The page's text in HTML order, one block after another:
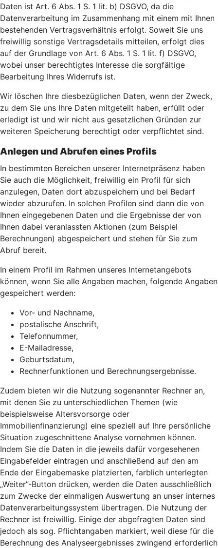
Daten ist Art. 6 Abs. 1 S. 1 lit. b) DSGVO, da die
Datenverarbeitung im Zusammenhang mit einem mit Ihnen
bestehenden Vertragsverhältnis erfolgt. Soweit Sie uns
freiwillig sonstige Vertragsdetails mitteilen, erfolgt dies
auf der Grundlage von Art. 6 Abs. 1 S. 1 lit. f) DSGVO,
wobei unser berechtigtes Interesse die sorgfältige
Bearbeitung Ihres Widerrufs ist.
Wir löschen Ihre diesbezüglichen Daten, wenn der Zweck,
zu dem Sie uns Ihre Daten mitgeteilt haben, erfüllt oder
erledigt ist und wir nicht aus gesetzlichen Gründen zur
weiteren Speicherung berechtigt oder verpflichtet sind.
Anlegen und Abrufen eines Profils
In bestimmten Bereichen unserer Internetpräsenz haben
Sie auch die Möglichkeit, freiwillig ein Profil für sich
anzulegen, Daten dort abzuspeichern und bei Bedarf
wieder abzurufen. In solchen Profilen sind dann die von
Ihnen eingegebenen Daten und die Ergebnisse der von
Ihnen dabei veranlassten Aktionen (zum Beispiel
Berechnungen) abgespeichert und stehen für Sie zum
Abruf bereit.
In einem Profil im Rahmen unseres Internetangebots
können, wenn Sie alle Angaben machen, folgende Angaben
gespeichert werden:
Vor- und Nachname,
postalische Anschrift,
Telefonnummer,
E-Mailadresse,
Geburtsdatum,
Rechnerfunktionen und Berechnungsergebnisse.
Zudem bieten wir die Nutzung sogenannter Rechner an,
mit denen Sie zu unterschiedlichen Themen (wie
beispielsweise Altersvorsorge oder
Immobilienfinanzierung) eine speziell auf Ihre persönliche
Situation zugeschnittene Analyse vornehmen können.
Indem Sie die Daten in die jeweils dafür vorgesehenen
Eingabefelder eintragen und anschließend auf den am
Ende der Eingabemaske platzierten, farblich unterlegten
„Weiter”-Button drücken, werden die Daten ausschließlich
zum Zwecke der einmaligen Auswertung an unser internes
Datenverarbeitungssystem übertragen. Die Nutzung der
Rechner ist freiwillig. Einige der abgefragten Daten sind
jedoch als sog. Pflichtangaben markiert, weil diese für die
Berechnung des Analyseergebnisses zwingend erforderlich